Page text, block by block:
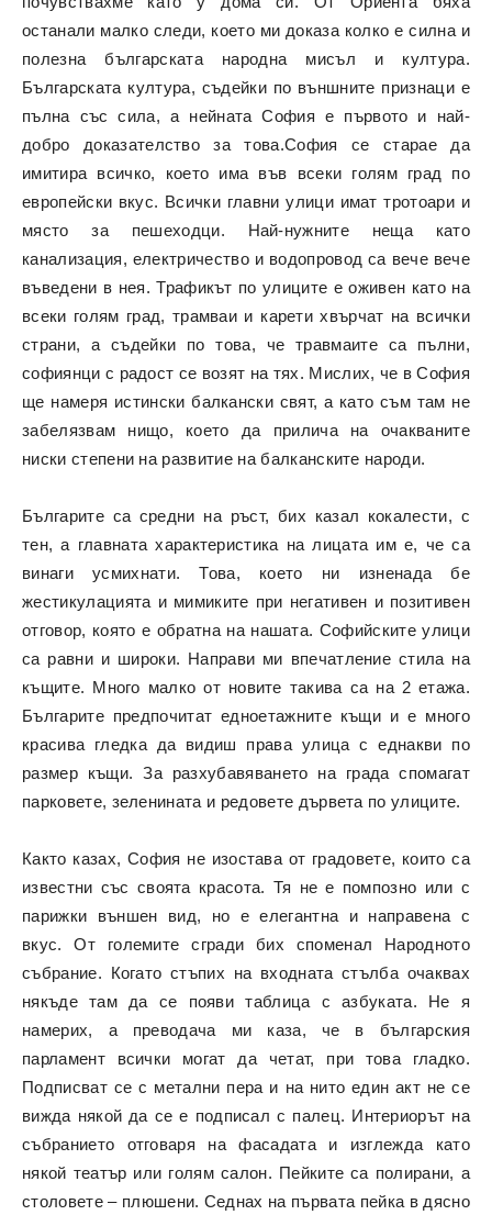
останали малко следи, което ми доказа колко е силна и
полезна българската народна мисъл и култура.
Българската култура, съдейки по външните признаци е
пълна със сила, а нейната София е първото и най-
добро доказателство за това.София се старае да
имитира всичко, което има във всеки голям град по
европейски вкус. Всички главни улици имат тротоари и
място за пешеходци. Най-нужните неща като
канализация, електричество и водопровод са вече вече
въведени в нея. Трафикът по улиците е оживен като на
всеки голям град, трамваи и карети хвърчат на всички
страни, а съдейки по това, че травмаите са пълни,
софиянци с радост се возят на тях. Мислих, че в София
ще намеря истински балкански свят, а като съм там не
забелязвам нищо, което да прилича на очакваните
ниски степени на развитие на балканските народи.
Българите са средни на ръст, бих казал кокалести, с
тен, а главната характеристика на лицата им е, че са
винаги усмихнати. Това, което ни изненада бе
жестикулацията и мимиките при негативен и позитивен
отговор, която е обратна на нашата. Софийските улици
са равни и широки. Направи ми впечатление стила на
къщите. Много малко от новите такива са на 2 етажа.
Българите предпочитат едноетажните къщи и е много
красива гледка да видиш права улица с еднакви по
размер къщи. За разхубавяването на града спомагат
парковете, зеленината и редовете дървета по улиците.
Както казах, София не изостава от градовете, които са
известни със своята красота. Тя не е помпозно или с
парижки външен вид, но е елегантна и направена с
вкус. От големите сгради бих споменал Народното
събрание. Когато стъпих на входната стълба очаквах
някъде там да се появи таблица с азбуката. Не я
намерих, а преводача ми каза, че в българския
парламент всички могат да четат, при това гладко.
Подписват се с метални пера и на нито един акт не се
вижда някой да се е подписал с палец. Интериорът на
събранието отговаря на фасадата и изглежда като
някой театър или голям салон. Пейките са полирани, а
столовете – плюшени. Седнах на първата пейка в дясно